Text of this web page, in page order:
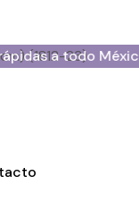
a todo México •
(1812-23)